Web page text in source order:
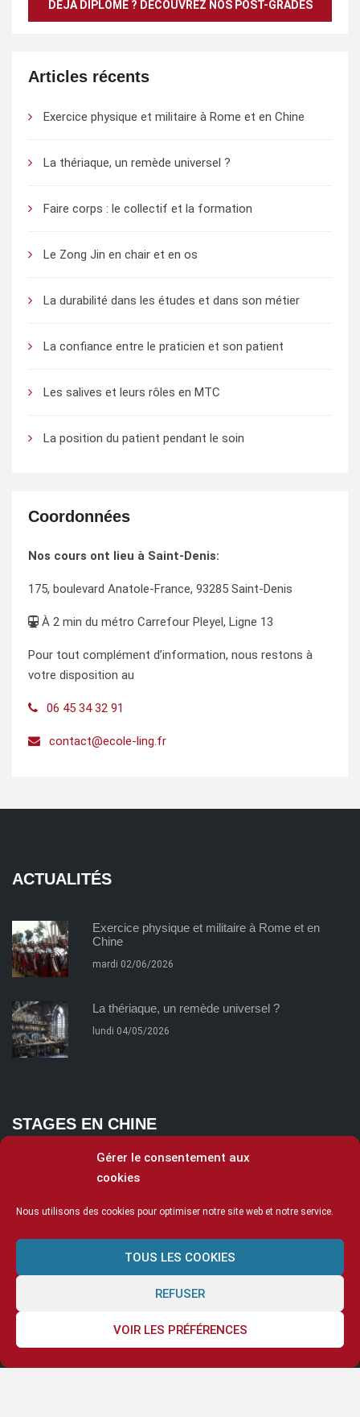
Gérer le consentement aux
cookies
Nous utilisons des cookies pour optimiser notre site web et notre service.
TOUS LES COOKIES
REFUSER
VOIR LES PRÉFÉRENCES
DÉJÀ DIPLOMÉ ? DÉCOUVREZ NOS POST-GRADES
Articles récents
Exercice physique et militaire à Rome et en Chine
La thériaque, un remède universel ?
Faire corps : le collectif et la formation
Le Zong Jin en chair et en os
La durabilité dans les études et dans son métier
La confiance entre le praticien et son patient
Les salives et leurs rôles en MTC
La position du patient pendant le soin
Coordonnées
Nos cours ont lieu à Saint-Denis:
175, boulevard Anatole-France, 93285 Saint-Denis
À 2 min du métro Carrefour Pleyel, Ligne 13
Pour tout complément d’information, nous restons à
votre disposition au
06 45 34 32 91
contact@ecole-ling.fr
ACTUALITÉS
Exercice physique et militaire à Rome et en
Chine
mardi 02/06/2026
La thériaque, un remède universel ?
lundi 04/05/2026
STAGES EN CHINE